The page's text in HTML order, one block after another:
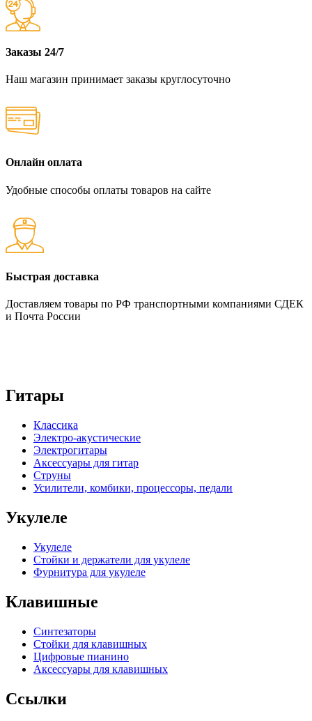
Заказы 24/7
Наш магазин принимает заказы круглосуточно
Онлайн оплата
Удобные способы оплаты товаров на сайте
Быстрая доставка
Доставляем товары по РФ транспортными компаниями СДЕК
и Почта России
Гитары
Классика
Электро-акустические
Электрогитары
Аксессуары для гитар
Струны
Усилители, комбики, процессоры, педали
Укулеле
Укулеле
Стойки и держатели для укулеле
Фурнитура для укулеле
Клавишные
Синтезаторы
Стойки для клавишных
Цифровые пианино
Аксессуары для клавишных
Ссылки